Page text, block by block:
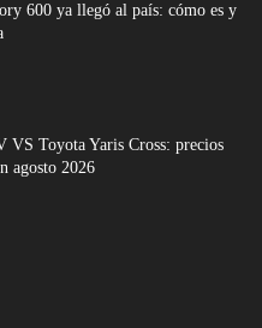
600 ya llegó al país: cómo es y
VS Toyota Yaris Cross: precios
agosto 2026